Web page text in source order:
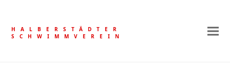
HALBERSTÄDTER
SCHWIMMVEREIN